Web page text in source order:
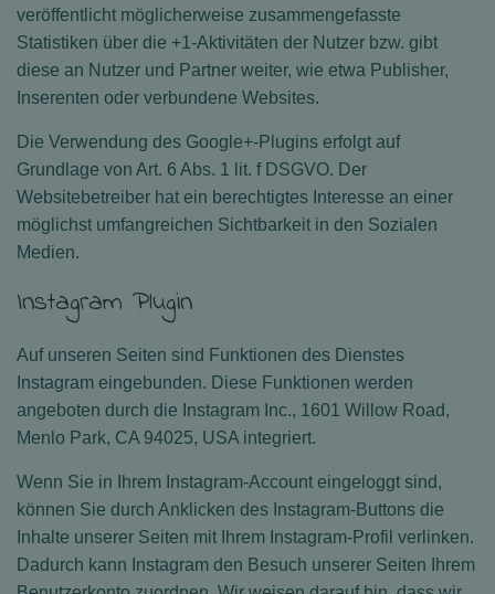
veröffentlicht möglicherweise zusammengefasste
Statistiken über die +1-Aktivitäten der Nutzer bzw. gibt
diese an Nutzer und Partner weiter, wie etwa Publisher,
Inserenten oder verbundene Websites.
Die Verwendung des Google+-Plugins erfolgt auf
Grundlage von Art. 6 Abs. 1 lit. f DSGVO. Der
Websitebetreiber hat ein berechtigtes Interesse an einer
möglichst umfangreichen Sichtbarkeit in den Sozialen
Medien.
Instagram Plugin
Auf unseren Seiten sind Funktionen des Dienstes
Instagram eingebunden. Diese Funktionen werden
angeboten durch die Instagram Inc., 1601 Willow Road,
Menlo Park, CA 94025, USA integriert.
Wenn Sie in Ihrem Instagram-Account eingeloggt sind,
können Sie durch Anklicken des Instagram-Buttons die
Inhalte unserer Seiten mit Ihrem Instagram-Profil verlinken.
Dadurch kann Instagram den Besuch unserer Seiten Ihrem